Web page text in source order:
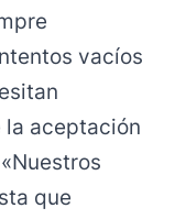
vacíos
la aceptación
que